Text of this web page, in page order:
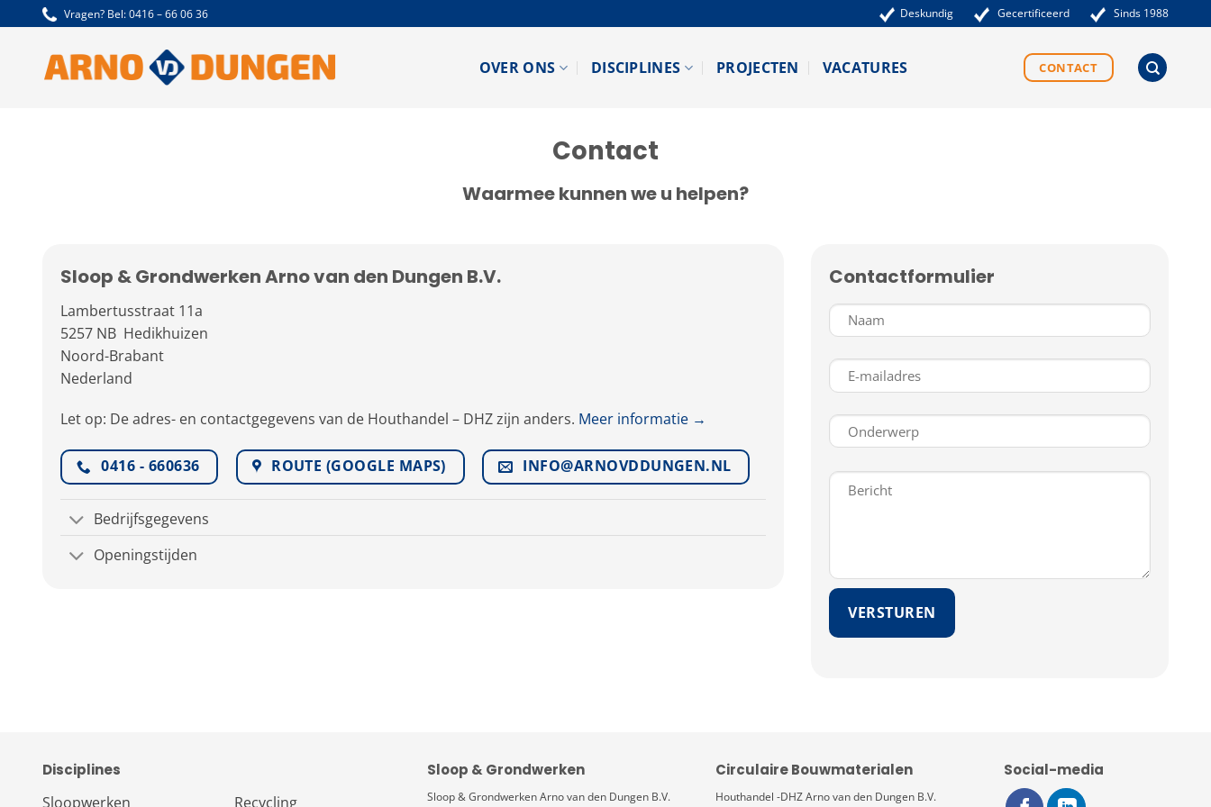
naar
Vragen? Bel:0416 – 66 06 36 Deskundig Gecertificeerd Sinds 1988
OVER ONS DISCIPLINES PROJECTEN VACATURES CONTACT
Contact
Waarmee kunnen we u helpen?
Sloop & Grondwerken Arno van den Dungen B.V.
Lambertusstraat 11a
5257 NB Hedikhuizen
Noord-Brabant
Nederland
Let op: De adres- en contactgegevens van de Houthandel – DHZ zijn anders. Meer informatie →
0416 - 660636 ROUTE (GOOGLE MAPS) INFO@ARNOVDDUNGEN.NL
Bedrijfsgegevens
Openingstijden
Contactformulier
Naam
(Vereist)
E-
mailadres
(Vereist)
Onderwerp
(Vereist)
Bericht
(Vereist)
Disciplines
Sloopwerken Recycling
Sloop & Grondwerken
Sloop & Grondwerken Arno van den Dungen B.V.
Circulaire Bouwmaterialen
Houthandel -DHZ Arno van den Dungen B.V.
Social-media